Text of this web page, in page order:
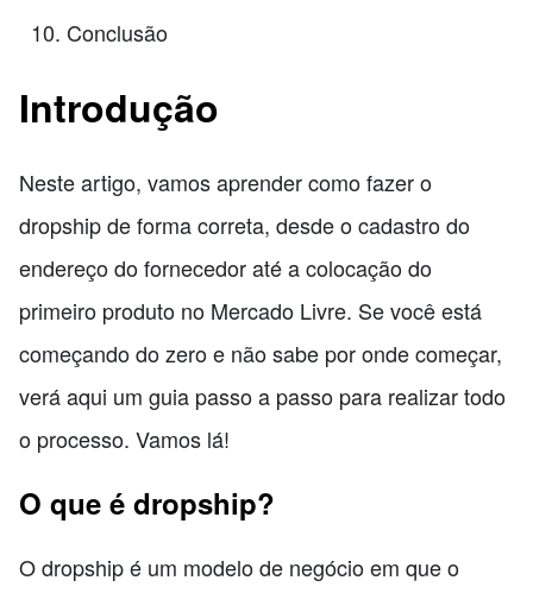
Conclusão
Introdução
Neste artigo, vamos aprender como fazer o
dropship de forma correta, desde o cadastro do
endereço do fornecedor até a colocação do
primeiro produto no Mercado Livre. Se você está
começando do zero e não sabe por onde começar,
verá aqui um guia passo a passo para realizar todo
o processo. Vamos lá!
O que é dropship?
O dropship é um modelo de negócio em que o